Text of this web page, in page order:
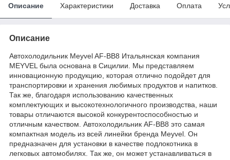
Описание Характеристики Доставка Оплата
Описание
Автохолодильник Meyvel AF-BB8 Итальянская компания
MEYVEL была основана в Сицилии. Мы представляем
инновационную продукцию, которая отлично подойдет для
транспортировки и хранения любимых продуктов и напитков.
Так же, благодаря использованию качественных
комплектующих и высокотехнологичного производства, наши
товары отличаются высокой конкурентоспособностью и
отличным качеством. Автохолодильник AF-BB8 это самая
компактная модель из всей линейки бренда Meyvel. Он
предназначен для установки в качестве подлокотника в
легковых автомобилях. Так же, он может устанавливаться в